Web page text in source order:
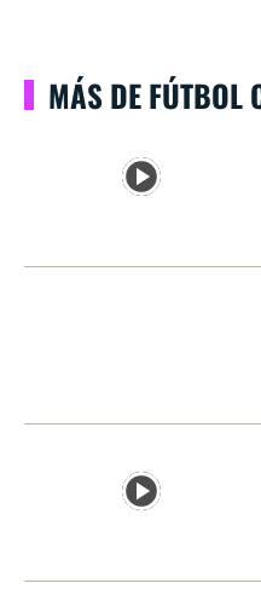
MÁS DE FÚTBOL